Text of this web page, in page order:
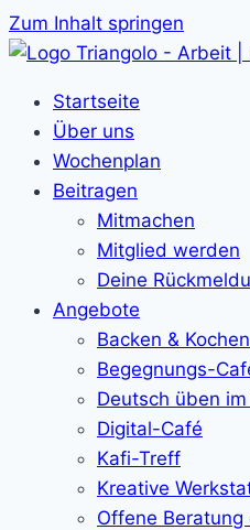
Zum Inhalt springen
Startseite
Über uns
Wochenplan
Beitragen
Mitmachen
Mitglied werden
Deine
Angebote
Backen & Kochen
Begegnungs-
Deutsch üben
Digital-Café
Kafi-Treff
Kreative
Offene